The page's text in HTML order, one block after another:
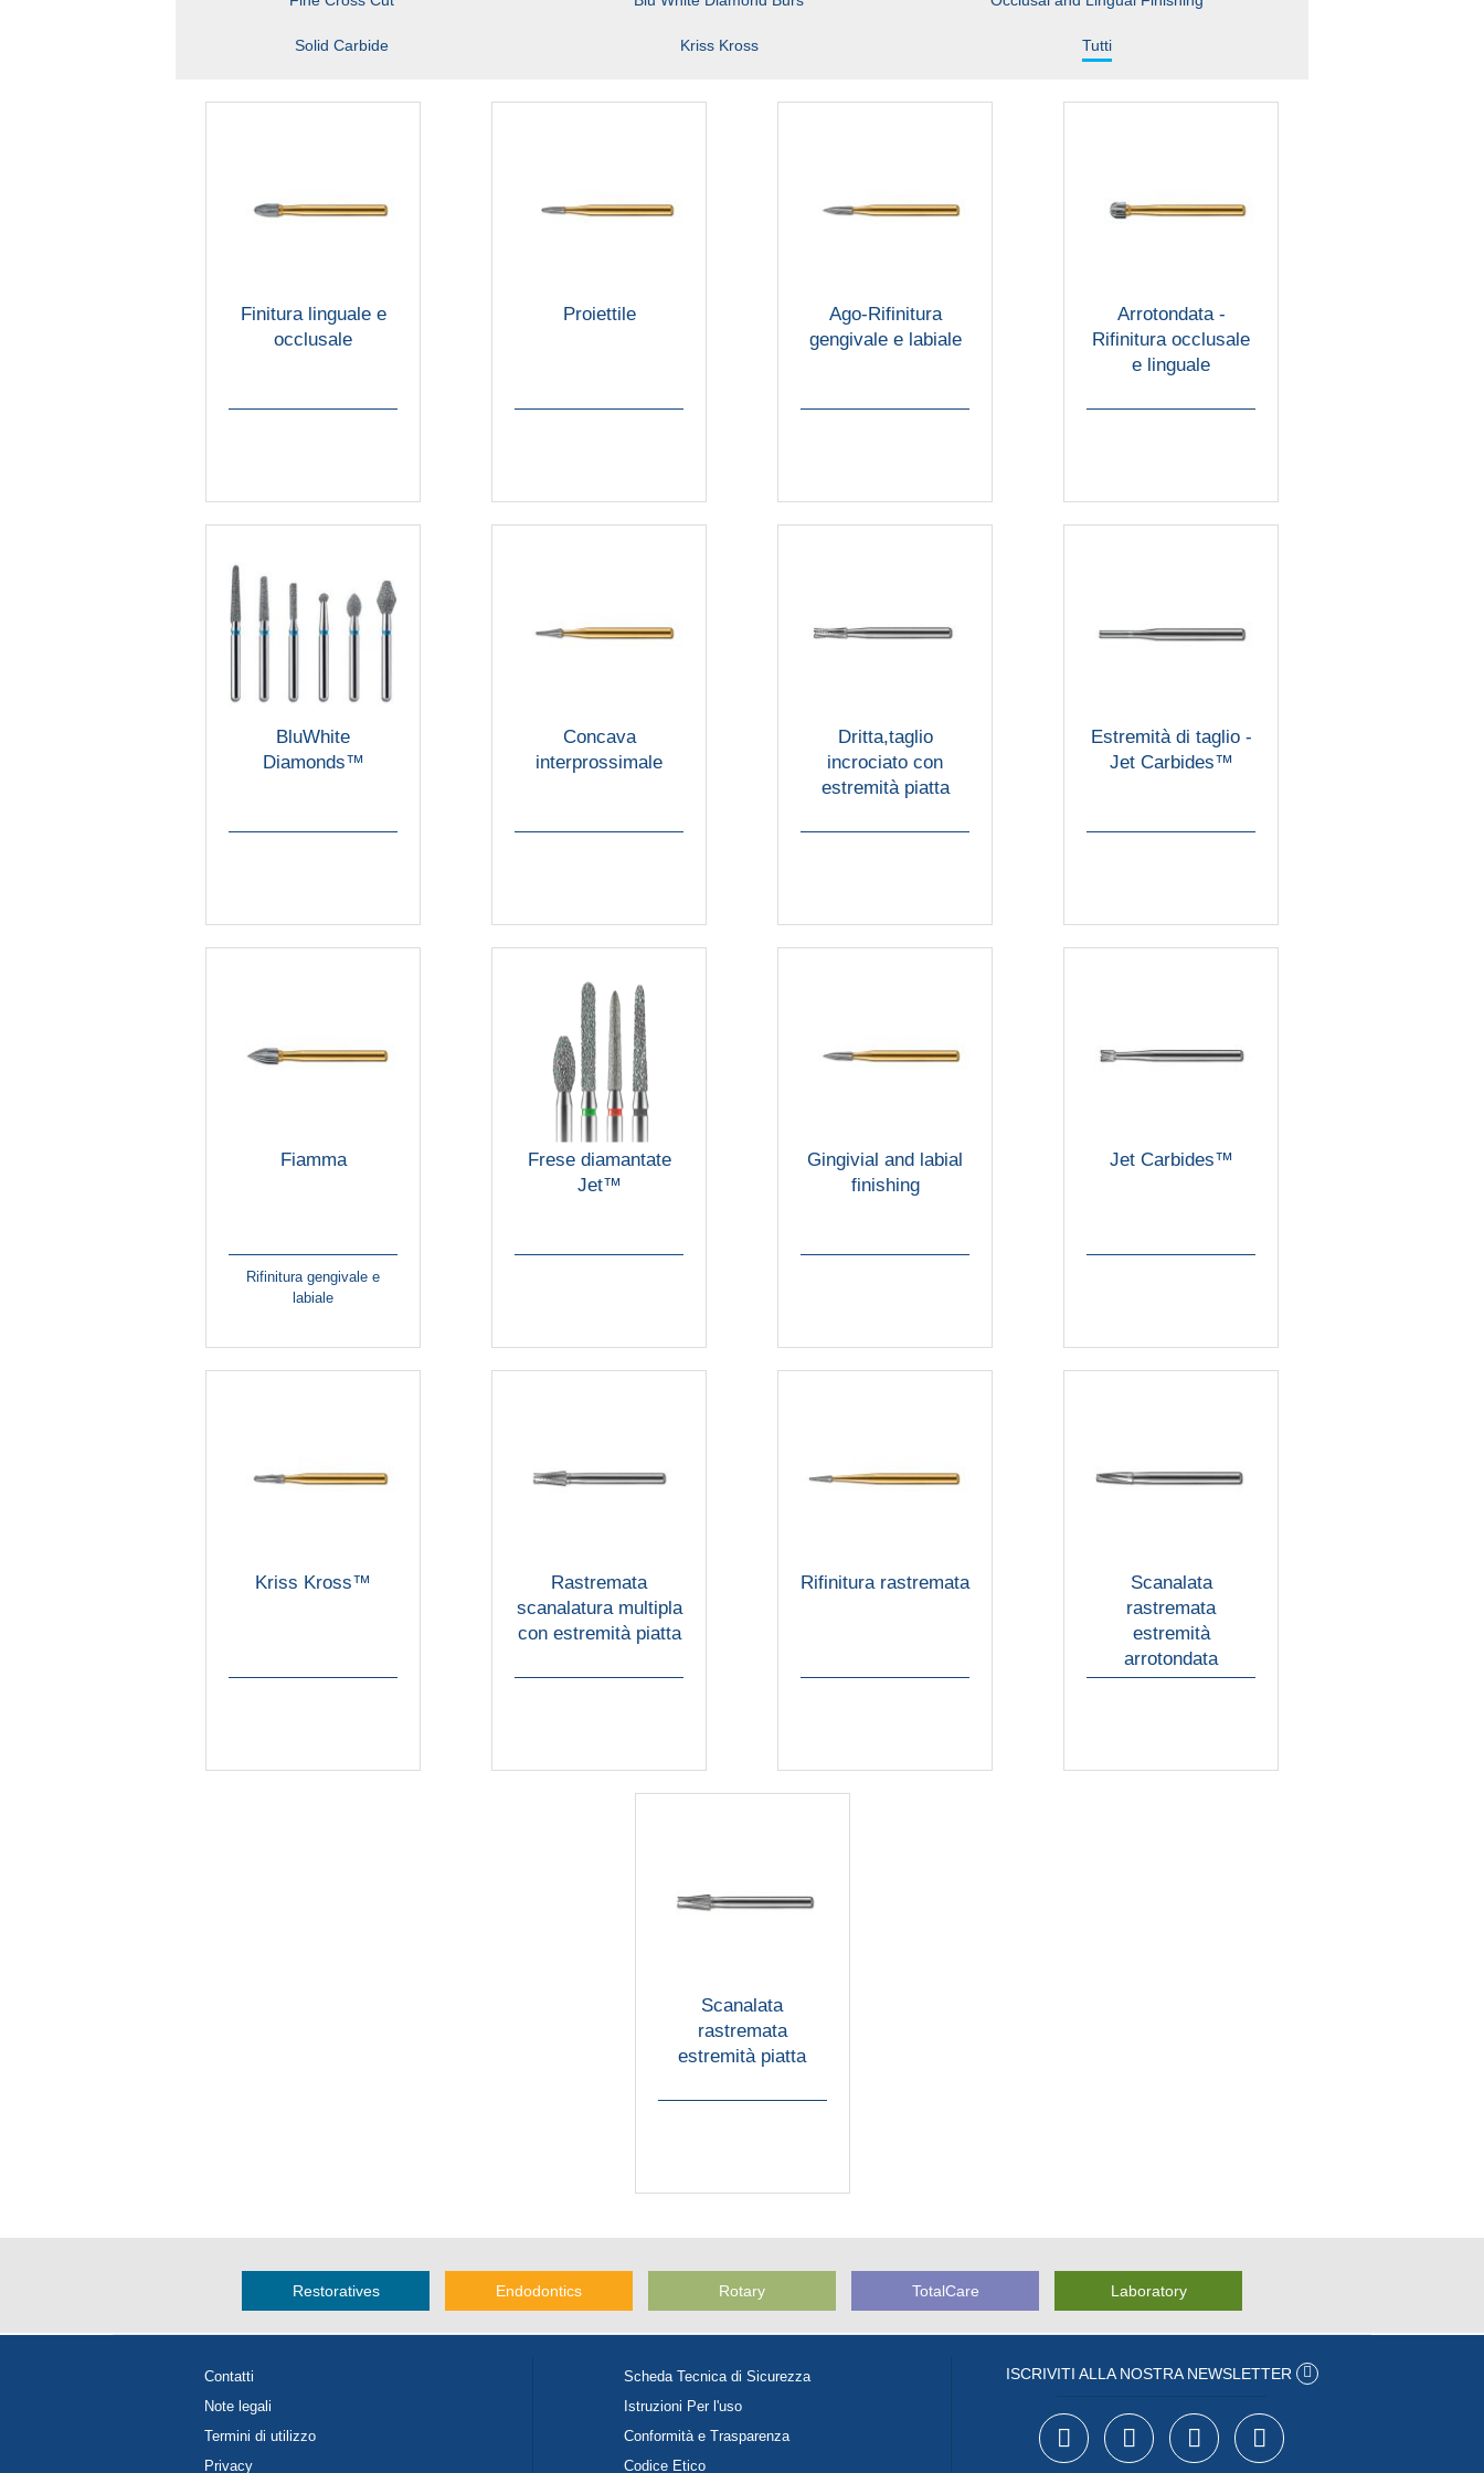
Solid Carbide Kriss Kross Tutti
Finitura linguale e
occlusale
Proiettile
Ago-Rifinitura
gengivale e labiale
Arrotondata -
Rifinitura occlusale
e linguale
BluWhite
Diamonds™
Concava
interprossimale
Dritta,taglio
incrociato con
estremità piatta
Estremità di taglio -
Jet Carbides™
Fiamma
Rifinitura gengivale e
labiale
Frese diamantate
Jet™
Gingivial and labial
finishing
Jet Carbides™
Kriss Kross™
Rastremata
scanalatura multipla
con estremità piatta
Rifinitura rastremata
Scanalata
rastremata
estremità
arrotondata
Scanalata
rastremata
estremità piatta
Restoratives Endodontics Rotary TotalCare Laboratory
Contatti
Note legali
Termini di utilizzo
Privacy
Scheda Tecnica di Sicurezza
Istruzioni Per l'uso
Conformità e Trasparenza
Codice Etico
ISCRIVITI ALLA NOSTRA NEWSLETTER